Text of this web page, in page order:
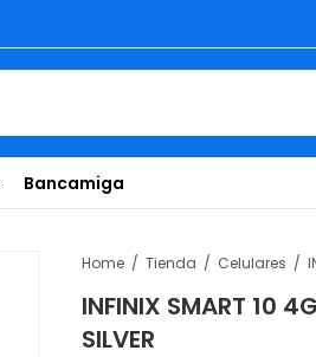
Bancamiga
Home Tienda Celulares
INFINIX SMART 10
SILVER